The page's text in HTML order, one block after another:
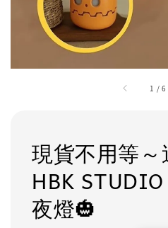
1 /6
現貨不用等～
HBK
夜燈🎃